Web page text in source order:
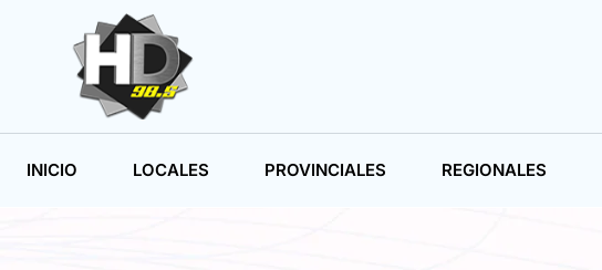
INICIO LOCALES PROVINCIALES REGIONALES